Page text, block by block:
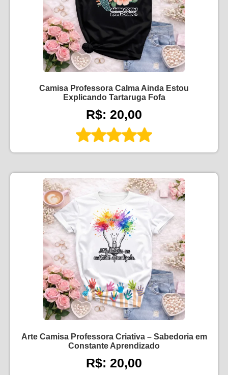
Camisa Professora Calma Ainda Estou
Explicando Tartaruga Fofa
R$: 20,00
Arte Camisa Professora Criativa – Sabedoria em
Constante Aprendizado
R$: 20,00